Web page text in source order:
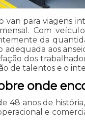
para viagens
Com
da
aos
dos
de talentos e o
onde
48 anos de
e